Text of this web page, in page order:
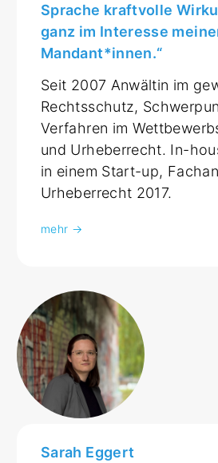
Sprache kraftvolle
ganz im Interesse
Mandant*innen.“
Seit 2007 Anwältin im
Rechtsschutz,
Verfahren im
und Urheberrecht. In-
in einem Start-up,
Urheberrecht 2017.
mehr →
Sarah Eggert